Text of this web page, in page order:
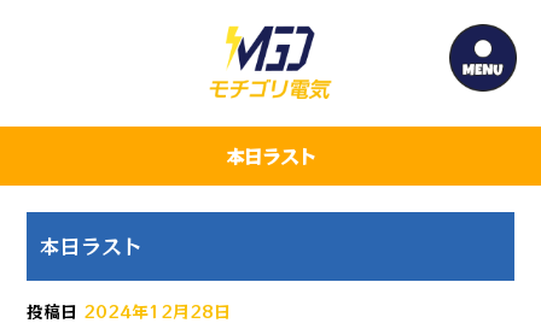
本日ラスト
本日ラスト
投稿日 2024年12月28日